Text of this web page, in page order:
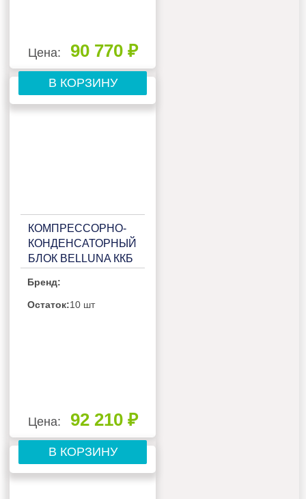
Цена: 90 770 ₽
В КОРЗИНУ
КОМПРЕССОРНО-
КОНДЕНСАТОРНЫЙ
БЛОК BELLUNA ККБ
ПОТРЕБИТЕЛЬ,
БЕЗ РЕСИВЕРА С
Бренд:
Остаток:10 шт
Цена: 92 210 ₽
В КОРЗИНУ